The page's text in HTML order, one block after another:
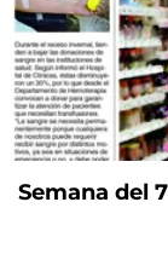
Semana del